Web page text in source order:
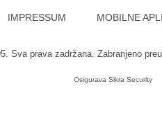
IMPRESSUM MOBILNE
Sva prava zadržana. Zabranjeno
Osigurava Sikra Security